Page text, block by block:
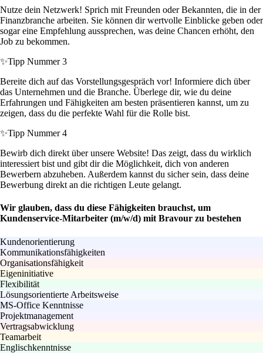
Nutze dein Netzwerk! Sprich mit Freunden oder Bekannten, die in der
Finanzbranche arbeiten. Sie können dir wertvolle Einblicke geben oder
sogar eine Empfehlung aussprechen, was deine Chancen erhöht, den
Job zu bekommen.
✨Tipp Nummer 3
Bereite dich auf das Vorstellungsgespräch vor! Informiere dich über
das Unternehmen und die Branche. Überlege dir, wie du deine
Erfahrungen und Fähigkeiten am besten präsentieren kannst, um zu
zeigen, dass du die perfekte Wahl für die Rolle bist.
✨Tipp Nummer 4
Bewirb dich direkt über unsere Website! Das zeigt, dass du wirklich
interessiert bist und gibt dir die Möglichkeit, dich von anderen
Bewerbern abzuheben. Außerdem kannst du sicher sein, dass deine
Bewerbung direkt an die richtigen Leute gelangt.
Wir glauben, dass du diese Fähigkeiten brauchst, um
Kundenservice-Mitarbeiter (m/w/d) mit Bravour zu bestehen
Kundenorientierung
Kommunikationsfähigkeiten
Organisationsfähigkeit
Eigeninitiative
Flexibilität
Lösungsorientierte Arbeitsweise
MS-Office Kenntnisse
Projektmanagement
Vertragsabwicklung
Teamarbeit
Englischkenntnisse